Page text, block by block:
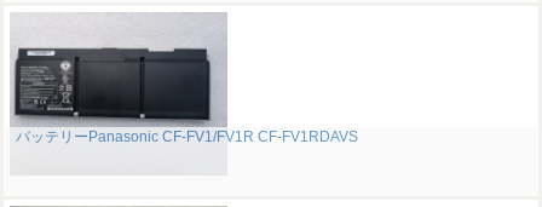
バッテリーPanasonic CF-FV1/FV1R CF-FV1RDAVS